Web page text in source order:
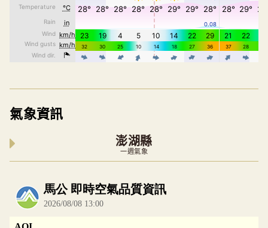
氣象資訊
澎湖縣
一週氣象
內嵌空氣品質小工具為視覺預覽，完整即時空